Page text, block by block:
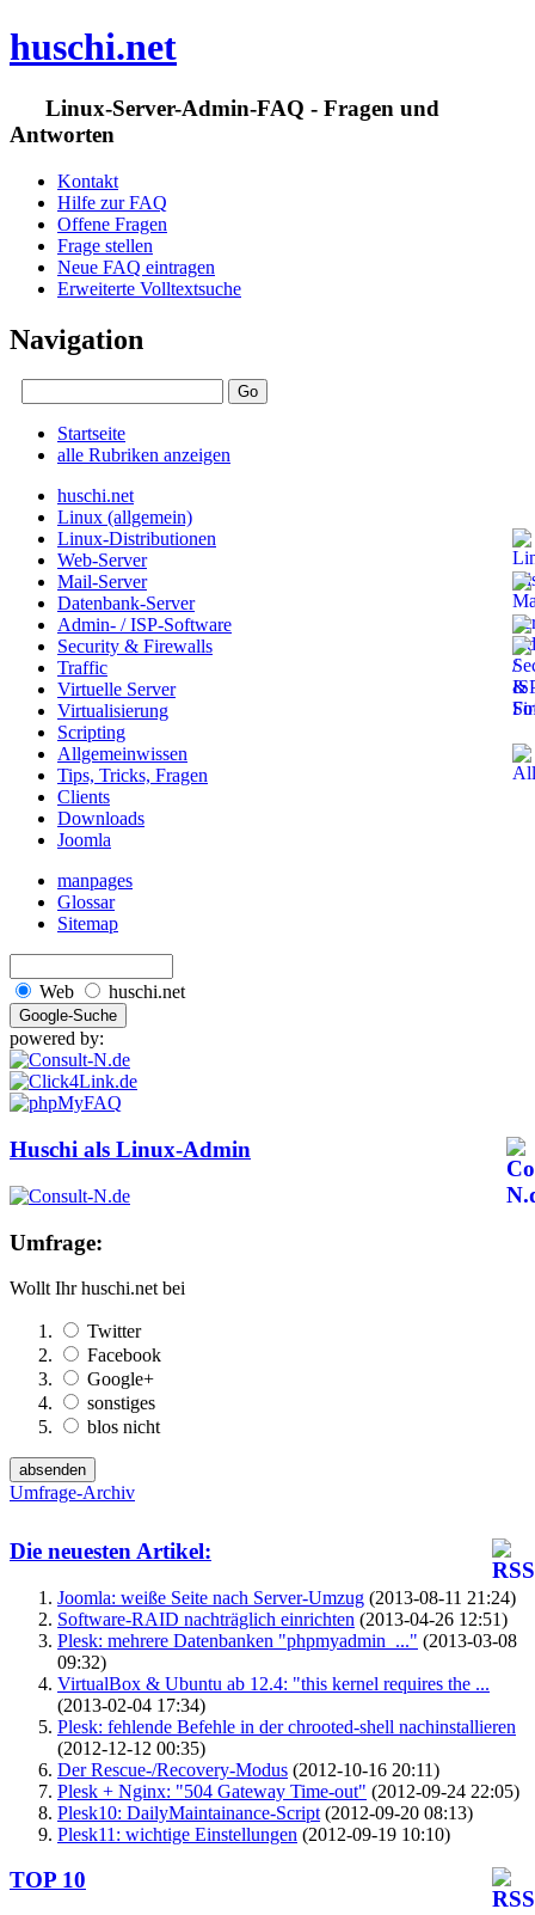
huschi.net
Linux-Server-Admin-FAQ - Fragen und
Antworten
Kontakt
Hilfe zur FAQ
Offene Fragen
Frage stellen
Neue FAQ eintragen
Erweiterte Volltextsuche
Navigation
Startseite
alle Rubriken anzeigen
huschi.net
Linux (allgemein)
Linux-Distributionen
Web-Server
Mail-Server
Datenbank-Server
Admin- / ISP-Software
Security & Firewalls
Traffic
Virtuelle Server
Virtualisierung
Scripting
Allgemeinwissen
Tips, Tricks, Fragen
Clients
Downloads
Joomla
manpages
Glossar
Sitemap
Web huschi.net
powered by:
Huschi als Linux-Admin
Umfrage:
Wollt Ihr huschi.net bei
Twitter
Facebook
Google+
sonstiges
blos nicht
Umfrage-Archiv
Die neuesten Artikel:
Joomla: weiße Seite nach Server-Umzug (2013-08-11 21:24)
Software-RAID nachträglich einrichten (2013-04-26 12:51)
Plesk: mehrere Datenbanken "phpmyadmin_..." (2013-03-08
09:32)
VirtualBox & Ubuntu ab 12.4: "this kernel requires the ...
(2013-02-04 17:34)
Plesk: fehlende Befehle in der chrooted-shell nachinstallieren
(2012-12-12 00:35)
Der Rescue-/Recovery-Modus (2012-10-16 20:11)
Plesk + Nginx: "504 Gateway Time-out" (2012-09-24 22:05)
Plesk10: DailyMaintainance-Script (2012-09-20 08:13)
Plesk11: wichtige Einstellungen (2012-09-19 10:10)
TOP 10